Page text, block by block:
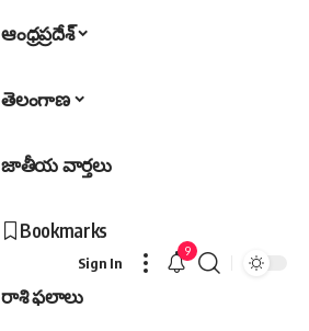
ఆంధ్రప్రదేశ్
తెలంగాణ
జాతీయ వార్తలు
Bookmarks
రాశి ఫలాలు
Sign In
9